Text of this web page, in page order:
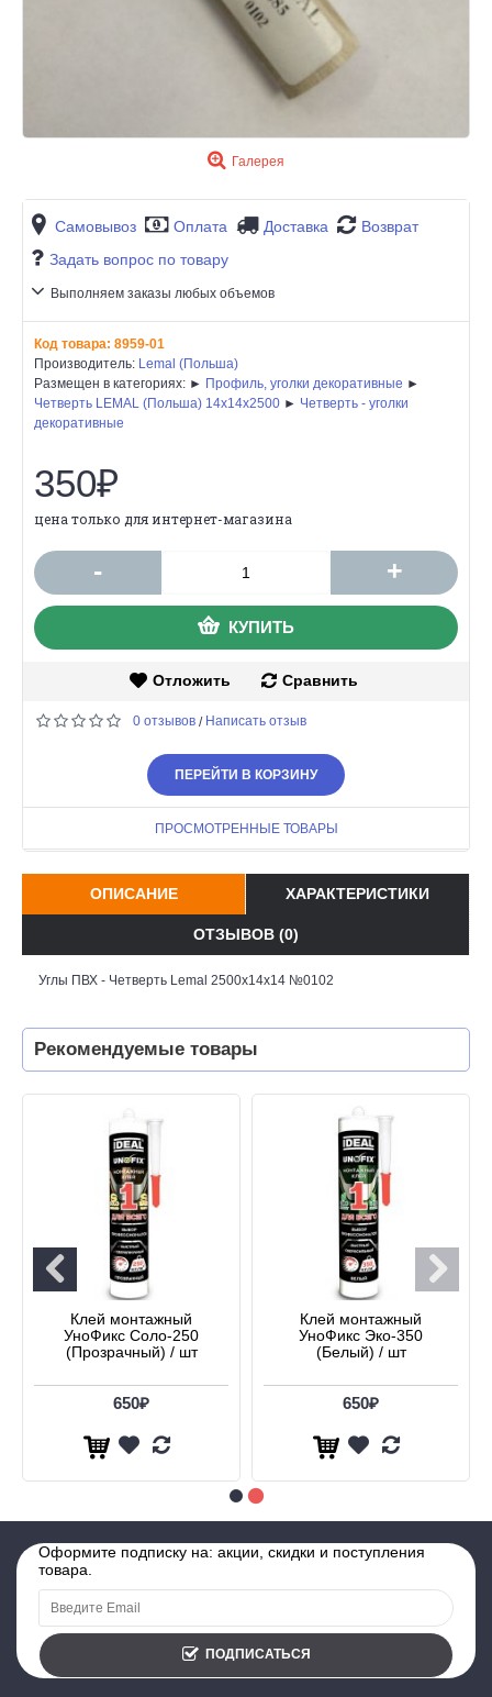
Галерея
Самовывоз Оплата Доставка
Возврат
Задать вопрос по товару
Выполняем заказы любых объемов
Код товара: 8959-01
Производитель: Lemal (Польша)
Размещен в категориях: ► Профиль, уголки декоративные ►
Четверть LEMAL (Польша) 14х14х2500 ► Четверть - уголки
декоративные
350₽
цена только для интернет-магазина
- +
КУПИТЬ
Отложить Сравнить
0 отзывов / Написать отзыв
ПЕРЕЙТИ В КОРЗИНУ
ПРОСМОТРЕННЫЕ ТОВАРЫ
ОПИСАНИЕ ХАРАКТЕРИСТИКИ
ОТЗЫВОВ (0)
Углы ПВХ - Четверть Lemal 2500x14x14 №0102
Рекомендуемые товары
Клей монтажный
УноФикс Соло-250
(Прозрачный) / шт
650₽
Клей монтажный
УноФикс Эко-350
(Белый) / шт
650₽
Оформите подписку на: акции, скидки и поступления
товара.
ПОДПИСАТЬСЯ